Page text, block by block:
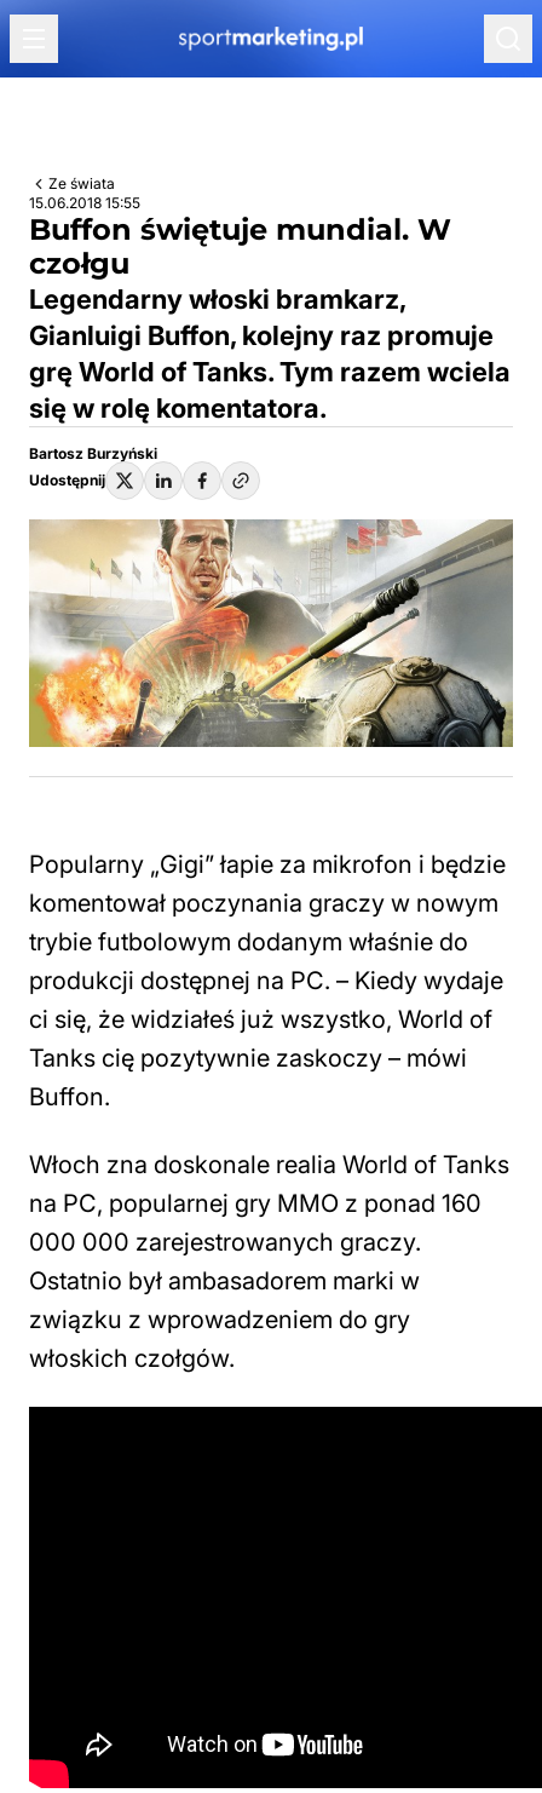
Przejdź do treści
Ze świata
15.06.2018 15:55
Buffon świętuje mundial. W
czołgu
Legendarny włoski bramkarz,
Gianluigi Buffon, kolejny raz promuje
grę World of Tanks. Tym razem wciela
się w rolę komentatora.
Bartosz Burzyński
Udostępnij
Popularny „Gigi” łapie za mikrofon i będzie
komentował poczynania graczy w nowym
trybie futbolowym dodanym właśnie do
produkcji dostępnej na PC. – Kiedy wydaje
ci się, że widziałeś już wszystko, World of
Tanks cię pozytywnie zaskoczy – mówi
Buffon.
Włoch zna doskonale realia World of Tanks
na PC, popularnej gry MMO z ponad 160
000 000 zarejestrowanych graczy.
Ostatnio był ambasadorem marki w
związku z wprowadzeniem do gry
włoskich czołgów.